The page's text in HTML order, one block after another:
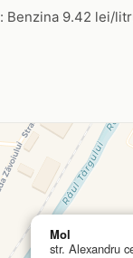
Benzina 9.42 lei/
Mol
str. Alexandru